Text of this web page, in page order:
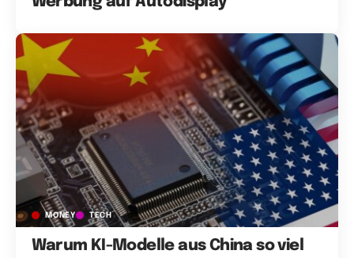
MONEY TECH
Warum KI-Modelle aus China so viel